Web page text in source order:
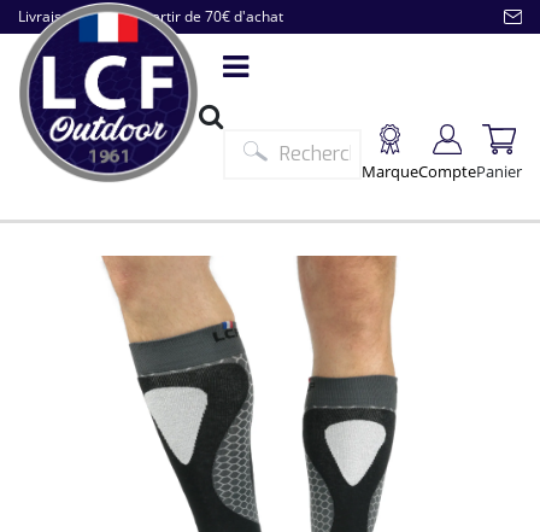
Livraison offerte à partir de 70€ d'achat
MarqueComptePanier